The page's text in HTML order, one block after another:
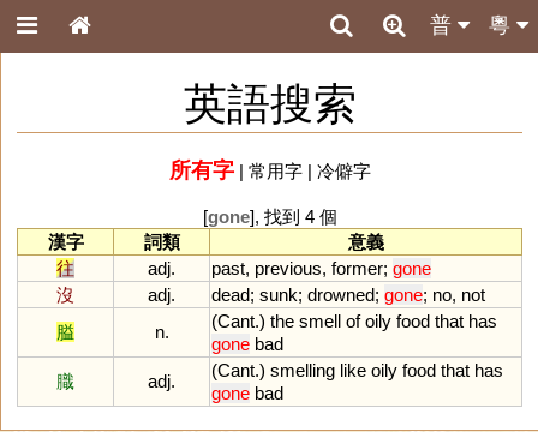
粵
普
英語搜索
所有字| 常用字| 冷僻字
[gone], 找到 4 個
漢字
詞類
意義
往
adj. past, previous, former; gone
沒
adj. dead; sunk; drowned; gone; no, not
膉
n.
(Cant.) the smell of oily food that has
gone bad
膱
adj.
(Cant.) smelling like oily food that has
gone bad